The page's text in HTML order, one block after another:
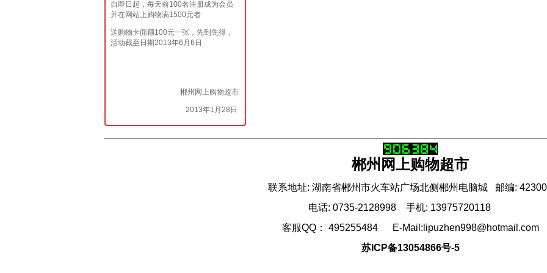
自即日起，每天前100名注册成为会员
并在网站上购物满1500元者
送购物卡面额100元一张，先到先得，
活动截至日期2013年6月6日
郴州网上购物超市
2013年1月28日
郴州网上购物超市
联系地址: 湖南省郴州市火车站广场北侧郴州电脑城 邮编:
电话: 0735-2128998 手机: 13975720118
客服QQ： 495255484 E-Mail:lipuzhen998@hotmail.com
苏ICP备13054866号-5